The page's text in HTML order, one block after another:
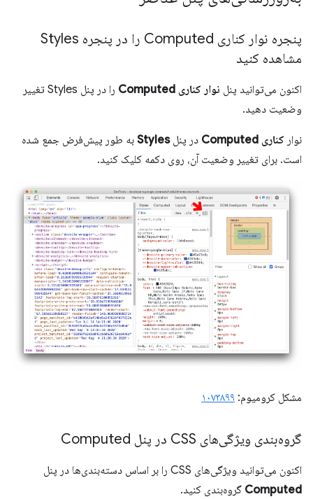
پنجره نوار کناری Computed را در پنجره Styles
مشاهده کنید
اکنون می‌توانید پنل نوار کناری Computed
را در پنل Styles تغییر
وضعیت دهید.
نوار کناری Computed در پنلStyles به طور پیش‌فرض جمع شده
است. برای تغییر وضعیت آن، روی دکمه کلیک کنید.
مشکل کرومیوم: ۱۰۷۳۸۹۹
گروه‌بندی ویژگی‌های CSS در پنل Computed
اکنون می‌توانید ویژگی‌های CSS را بر اساس دسته‌بندی‌ها در پنل
Computed گروه‌بندی کنید.